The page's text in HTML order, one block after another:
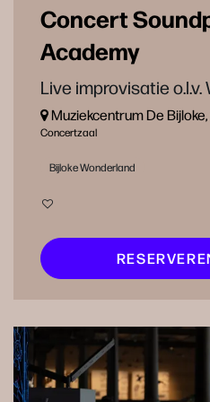
Concert
Academy
Live improvisatie
Muziekcentrum De
Concertzaal
Bijloke Wonderland